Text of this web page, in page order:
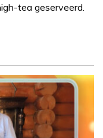
tea geserveerd.